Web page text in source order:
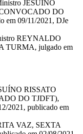
JESUÍNO
DO
09/11/2021, DJe
REYNALDO
TURMA, julgado em
RISSATO
DO TJDFT),
2021, publicado em
VAZ, SEXTA